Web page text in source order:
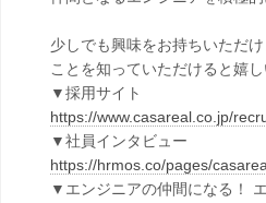
少しでも興味をお持ちいただ
ことを知っていただけると嬉し
▼採用サイト
https://www.casareal.co.jp/
▼社員インタビュー
https://hrmos.co/pages/
▼エンジニアの仲間になる！